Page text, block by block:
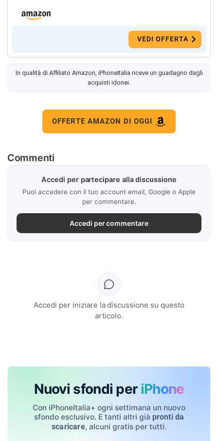
VEDI OFFERTA
In qualità di Affiliato Amazon, iPhoneItalia riceve un guadagno dagli
acquisti idonei.
OFFERTE AMAZON DI OGGI
Commenti
Accedi per partecipare alla discussione
Puoi accedere con il tuo account email, Google o Apple
per commentare.
Accedi per commentare
Accedi per iniziare la discussione su questo
articolo.
Nuovi sfondi per iPhone
Con iPhoneItalia+ ogni settimana un nuovo
sfondo esclusivo. E tanti altri già pronti da
scaricare, alcuni gratis per tutti.